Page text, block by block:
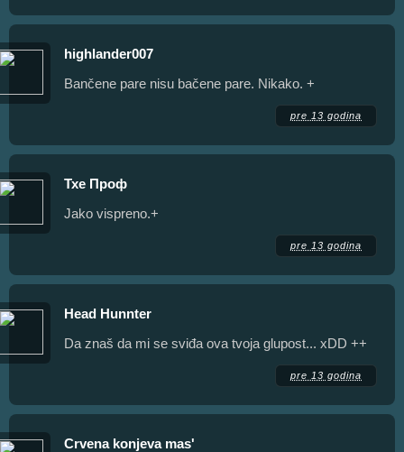
highlander007
Bančene pare nisu bačene pare. Nikako. +
pre 13 godina
Тхе Проф
Jako vispreno.+
pre 13 godina
Head Hunnter
Da znaš da mi se sviđa ova tvoja glupost... xDD ++
pre 13 godina
Crvena konjeva mas'